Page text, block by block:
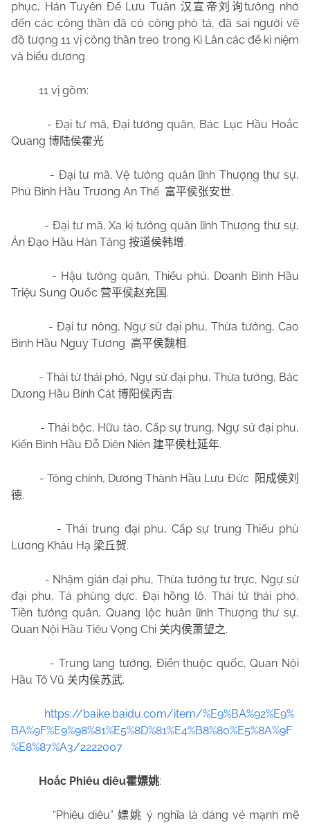
phục, Hán Tuyên Đế Lưu Tuân 汉宣帝刘询tưởng nhớ
đến các công thần đã có công phò tá, đã sai người vẽ
đồ tượng 11 vị công thần treo trong Kì Lân các để kỉ niệm
và biểu dương.
11 vị gồm:
- Đại tư mã, Đại tướng quân, Bác Lục Hầu Hoắc
Quang 博陆侯霍光
- Đại tư mã, Vệ tướng quân lĩnh Thượng thư sự,
Phú Bình Hầu Trương An Thế 富平侯张安世.
- Đại tư mã, Xa kị tướng quân lĩnh Thượng thư sự,
Án Đạo Hầu Hàn Tăng 按道侯韩增.
- Hậu tướng quân, Thiếu phủ, Doanh Bình Hầu
Triệu Sung Quốc 营平侯赵充国 .
- Đại tư nông, Ngự sử đại phu, Thừa tướng, Cao
Bình Hầu Nguỵ Tương 高平侯魏相.
- Thái tử thái phó, Ngự sử đại phu, Thừa tướng, Bác
Dương Hầu Bính Cát 博阳侯丙吉.
- Thái bộc, Hữu tào, Cấp sự trung, Ngự sử đại phu,
Kiến Bình Hầu Đỗ Diên Niên 建平侯杜延年.
- Tông chính, Dương Thành Hầu Lưu Đức
阳成侯刘
德.
- Thái trung đại phu, Cấp sự trung Thiếu phủ
Lương Khâu Hạ 梁丘贺.
- Nhậm gián đại phu, Thừa tướng tư trực, Ngự sử
đại phu, Tả phùng dực, Đại hồng lô, Thái tử thái phó,
Tiền tướng quân, Quang lộc huân lĩnh Thượng thư sự,
Quan Nội Hầu Tiêu Vọng Chi 关内侯萧望之.
- Trung lang tướng, Điển thuộc quốc, Quan Nội
Hầu Tô Vũ 关内侯苏武.
https://baike.baidu.com/item/%E9%BA%92%E9%
BA%9F%E9%98%81%E5%8D%81%E4%B8%80%E5%8A%9F
%E8%87%A3/2222007
Hoắc Phiêu diêu霍嫖姚:
“Phiêu diêu”嫖姚 ý nghĩa là dáng vẻ mạnh mẽ